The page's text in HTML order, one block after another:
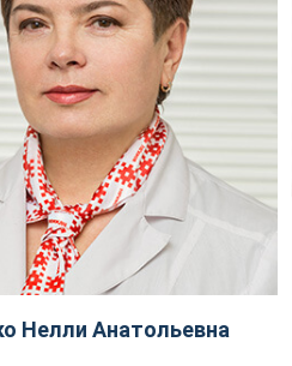
Нелли Анатольевна